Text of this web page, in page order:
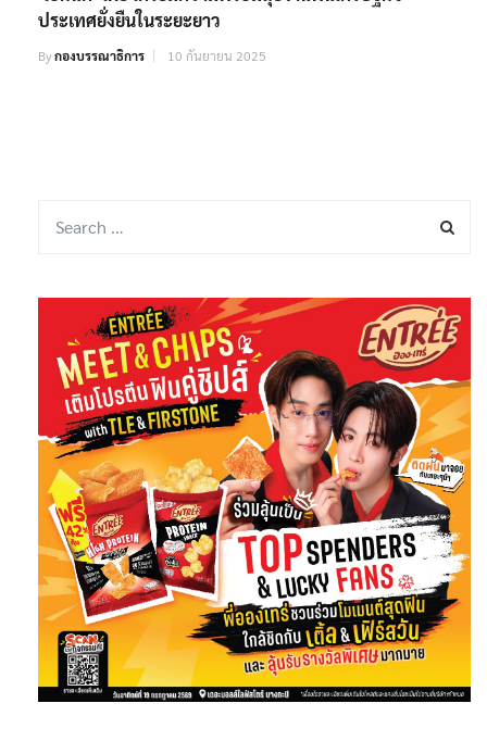
ประเทศยั่งยืนในระยะยาว
Byกองบรรณาธิการ 10 กันยายน 2025